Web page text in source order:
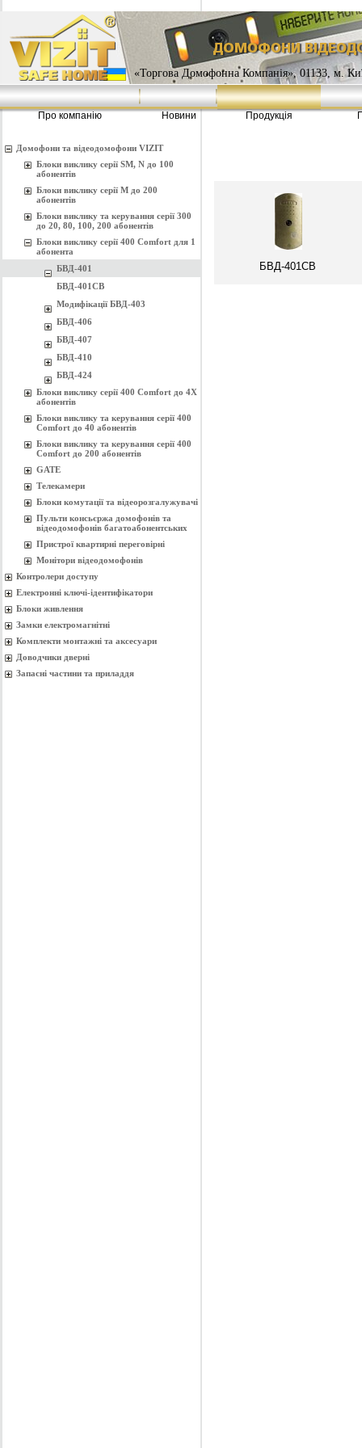
«Торгова Домофонна Компанія», 01133, м.
Про компанію Новини Продукція
Домофони та відеодомофони VIZIT
Блоки виклику серії SM, N до 100
абонентів
Блоки виклику серії M до 200
абонентів
Блоки виклику та керування серії 300
до 20, 80, 100, 200 абонентів
Блоки виклику серії 400 Comfort для 1
абонента
БВД-401
БВД-401CB
Модифікації БВД-403
БВД-406
БВД-407
БВД-410
БВД-424
Блоки виклику серії 400 Comfort до 4Х
абонентів
Блоки виклику та керування серії 400
Comfort до 40 абонентів
Блоки виклику та керування серії 400
Comfort до 200 абонентів
GATE
Телекамери
Блоки комутації та відеорозгалужувачі
Пульти консьєржа домофонів та
відеодомофонів багатоабонентських
Пристрої квартирні переговірні
Монітори відеодомофонів
Контролери доступу
Електронні ключі-ідентифікатори
Блоки живлення
Замки електромагнітні
Комплекти монтажнi та аксесуари
Доводчики дверні
Запасні частини та приладдя
БВД-401CB